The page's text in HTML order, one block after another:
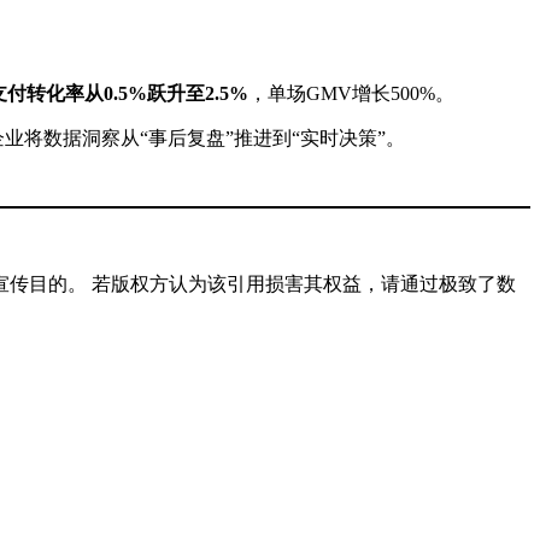
转化率从0.5%跃升至2.5% ，单场GMV增长500%。
将数据洞察从“事后复盘”推进到“实时决策”。
目的。 若版权方认为该引用损害其权益，请通过极致了数